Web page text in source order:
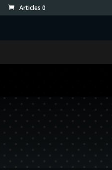
Articles 0